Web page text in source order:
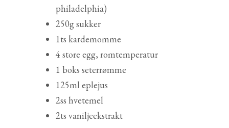
philadelphia)
250g sukker
1ts kardemomme
4 store egg, romtemperatur
1 boks seterrømme
125ml eplejus
2ss hvetemel
2ts vaniljeekstrakt